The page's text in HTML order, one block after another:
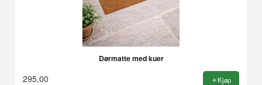
Dørmatte med kuer
295,00 Kjøp